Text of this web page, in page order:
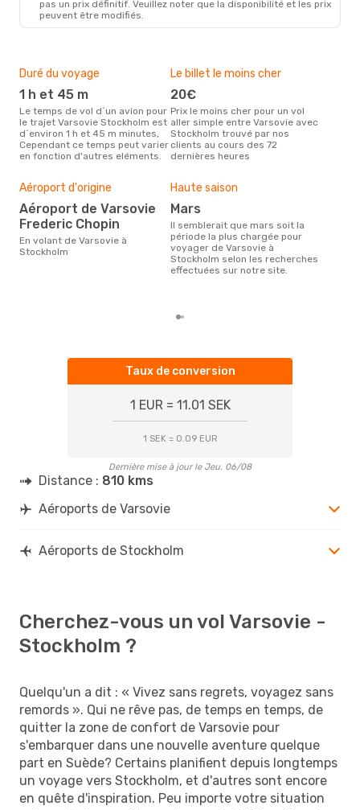
pas un prix définitif. Veuillez noter que la disponibilité et les prix
peuvent être modifiés.
Duré du voyage
1 h et 45 m
Le temps de vol d´un avion pour
le trajet Varsovie Stockholm est
d´environ 1 h et 45 m minutes,
Cependant ce temps peut varier
en fonction d'autres eléments.
Le billet le moins cher
20€
Prix le moins cher pour un vol
aller simple entre Varsovie avec
Stockholm trouvé par nos
clients au cours des 72
dernières heures
Aéroport d'origine
Aéroport de Varsovie
Frederic Chopin
En volant de Varsovie à
Stockholm
Haute saison
mars
Il semblerait que mars soit la
période la plus chargée pour
voyager de Varsovie à
Stockholm selon les recherches
effectuées sur notre site.
Taux de conversion
1 EUR = 11.01 SEK
1 SEK = 0.09 EUR
Dernière mise à jour le Jeu. 06/08
Distance : 810 kms
Aéroports de Varsovie
Aéroports de Stockholm
Cherchez-vous un vol Varsovie -
Stockholm ?
Quelqu'un a dit : « Vivez sans regrets, voyagez sans
remords ». Qui ne rêve pas, de temps en temps, de
quitter la zone de confort de Varsovie pour
s'embarquer dans une nouvelle aventure quelque
part en Suède? Certains planifient depuis longtemps
un voyage vers Stockholm, et d'autres sont encore
en quête d'inspiration. Peu importe votre situation